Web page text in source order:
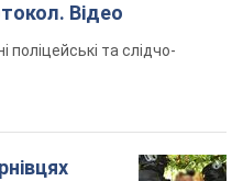
Відео
поліцейські та слідчо-